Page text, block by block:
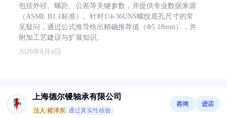
包括外径、螺距、公差等关键参数，并提供专业数据来源
（ASME B1.1标准）。针对1/4-36UNS螺纹底孔尺寸的常
见疑问，通过公式推导给出精确推荐值（Φ5.18mm），并
附加工艺建议与扩展知识。
2026年8月4日
上海德尔镘轴承有限公司
法人:褚泽东 通过真实性核验
咨询 进店